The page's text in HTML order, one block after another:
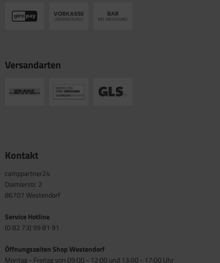
Versandarten
Kontakt
camppartner24
Daimlerstr. 2
86707 Westendorf
Service Hotline
(0 82 73) 99 81 91
Öffnungszeiten Shop Westendorf
Montag - Freitag von 09:00 - 12:00 und 13:00 - 17:00 Uhr